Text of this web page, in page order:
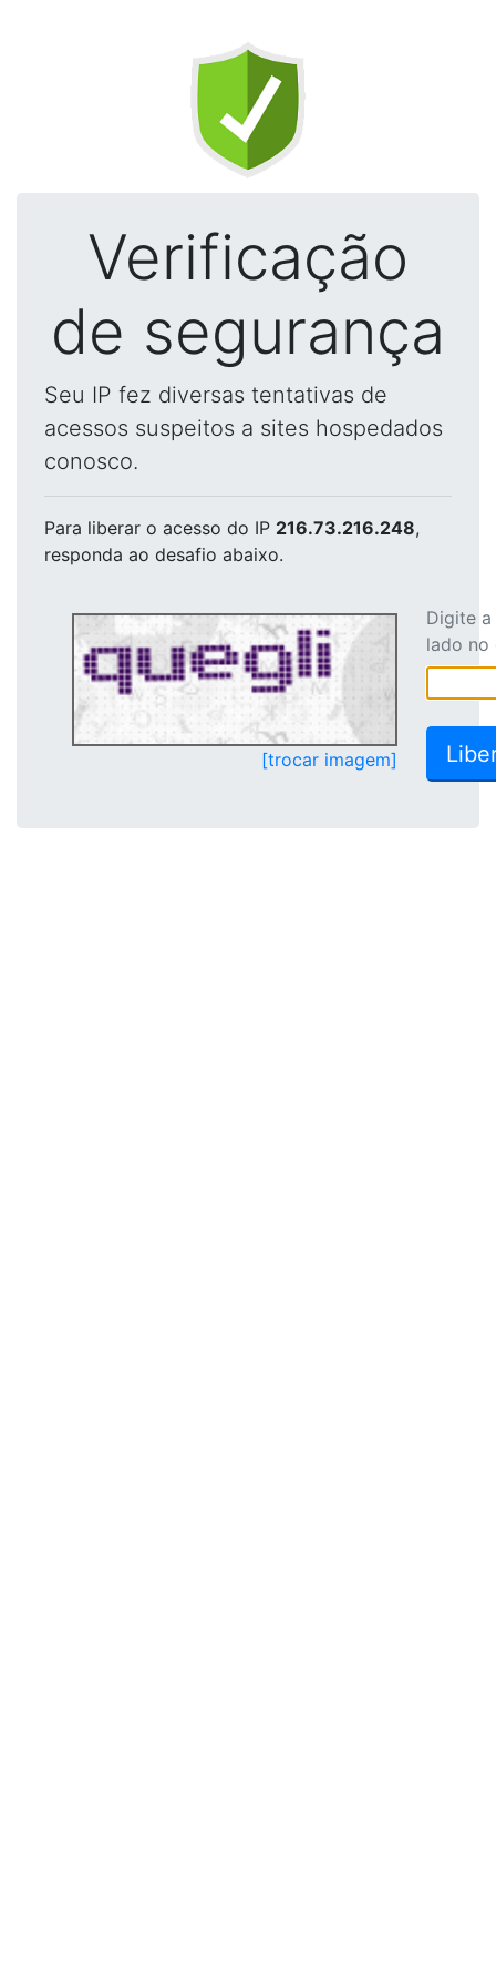
Verificação
de segurança
Seu IP fez diversas tentativas de
acessos suspeitos a sites hospedados
conosco.
Para liberar o acesso do IP 216.73.216.248,
responda ao desafio abaixo.
[trocar imagem]
Digite
lado no